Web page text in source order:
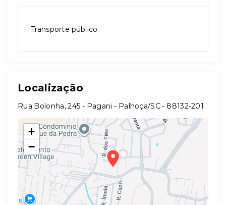
Transporte público
Localização
Rua Bolonha, 245 - Pagani - Palhoça/SC- 88132-201
+
−